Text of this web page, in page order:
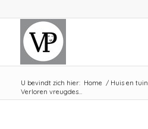
U bevindt zich hier: Home / Huis en tuin
Verloren vreugdes…